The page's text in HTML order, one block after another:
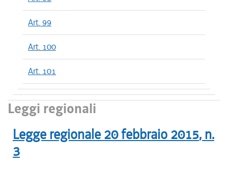
Art. 99
Art. 100
Art. 101
Leggi regionali
Legge regionale 20 febbraio 2015, n.
3